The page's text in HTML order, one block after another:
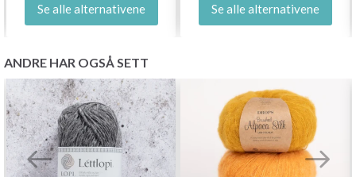
Se alle alternativene Se alle alternativene
ANDRE HAR OGSÅ SETT